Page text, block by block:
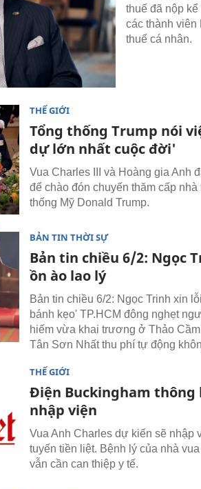
thuế đã nộp
các thành viên
thuế cá nhân.
THẾ GIỚI
Tổng thống Trump nói
dự lớn nhất cuộc đời'
Vua Charles III và Hoàng gia Anh
để chào đón chuyến thăm cấp
thống Mỹ Donald Trump.
BẢN TIN THỜI SỰ
Bản tin chiều 6/2: Ngọc
ồn ào lao lý
Bản tin chiều 6/2: Ngọc Trinh xin
bánh kẹo' TP.HCM đông nghẹt
hiếm vừa khai trương ở Thảo
Tân Sơn Nhất thu phí tự động
THẾ GIỚI
Điện Buckingham thông
nhập viện
Vua Anh Charles dự kiến sẽ nhập
tuyến tiền liệt. Bệnh lý của nhà
vẫn cần can thiệp y tế.